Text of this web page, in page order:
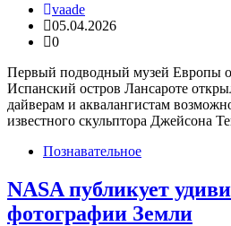
vaade
05.04.2026
0
Первый подводный музей Европы
Испанский остров Лансароте
дайверам и аквалангистам
известного скульптора Джейсона
Познавательное
NASA публикует
фотографии Земли